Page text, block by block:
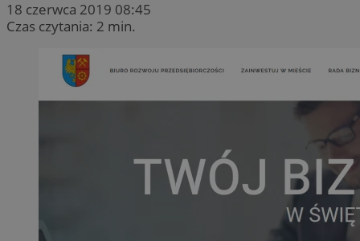
18 czerwca 2019 08:45
Czas czytania: 2 min.